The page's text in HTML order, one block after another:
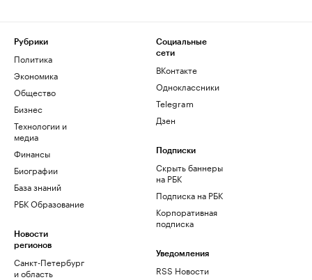
Рубрики
Политика
Экономика
Общество
Бизнес
Технологии и
медиа
Финансы
Биографии
База знаний
РБК Образование
Новости
регионов
Санкт-Петербург
и область
Социальные
сети
ВКонтакте
Одноклассники
Telegram
Дзен
Подписки
Скрыть баннеры
на РБК
Подписка на РБК
Корпоративная
подписка
Уведомления
RSS Новости